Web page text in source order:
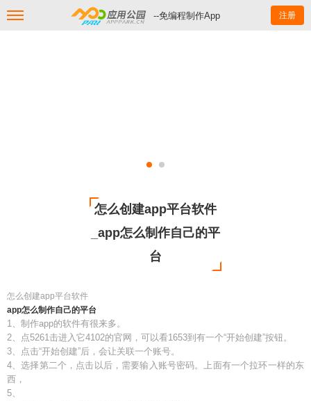
--免编程制作App 注册
怎么创建app平台软件
_app怎么制作自己的平
台
怎么创建app平台软件
app怎么制作自己的平台
1、制作app的软件有很来多。
2、点5261击进入它4102的官网，可以看1653到有一个“开始创建”按钮。
3、点击“开始创建”后，会让关联一个账号。
4、选择第二个，点击以后，需要输入账号密码。上面有一个拉环一样的东
西，
5、